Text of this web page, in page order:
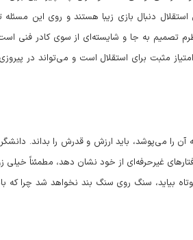
دنبال بازی زیبا هستند و روی این مسئله
تصمیم به جا و شایسته‌ای از سوی کادر فنی
مثبت برای استقلال است و می‌تواند در
را می‌پوشد، باید ارزش و قدرش را بداند. دانشگر
غیرحرفه‌ای از خود نشان دهد، مطمئناً خیلی
بیاید، سنگ روی سنگ بند نخواهد شد چرا که